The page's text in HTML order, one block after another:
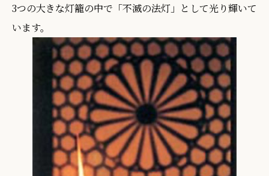
3つの大きな灯籠の中で「不滅の法灯」として光り輝いて
います。